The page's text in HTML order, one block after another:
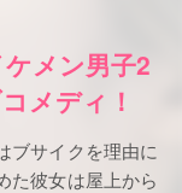
メン男子2
メディ！
ブサイクを理由に
た彼女は屋上から